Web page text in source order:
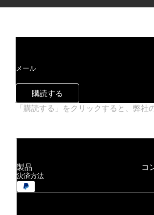
メール
購読する
「購読する」をクリックすると、弊
製品 コ
決済方法